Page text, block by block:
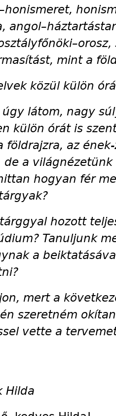
mint a
közül külön
látom, nagy
külön órát is
földrajzra, az
de a
hogyan fér
hozott
Tanuljunk
a
mert a
szeretném
vette a
Hilda